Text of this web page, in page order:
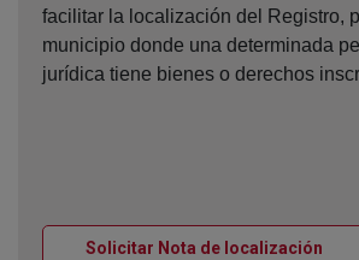
facilitar la localización del Registro,
municipio donde una determinada
jurídica tiene bienes o derechos
Solicitar Nota de localización